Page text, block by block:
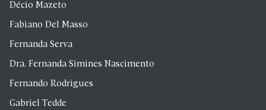
Décio Mazeto
Fabiano Del Masso
Fernanda Serva
Dra. Fernanda Simines Nascimento
Fernando Rodrigues
Gabriel Tedde